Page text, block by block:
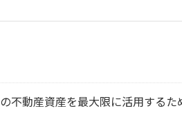
不動産資産を最大限に活用するた